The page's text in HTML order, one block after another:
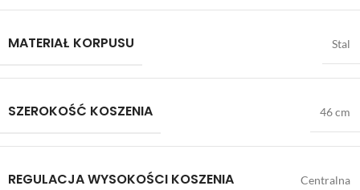
MATERIAŁ KORPUSU Stal
SZEROKOŚĆ KOSZENIA 46 cm
REGULACJA WYSOKOŚCI KOSZENIA Centralna